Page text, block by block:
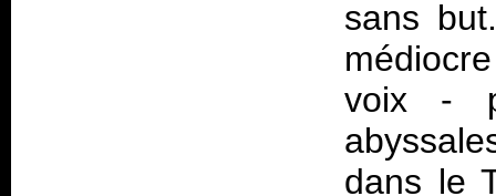
sans
voix -
dans le